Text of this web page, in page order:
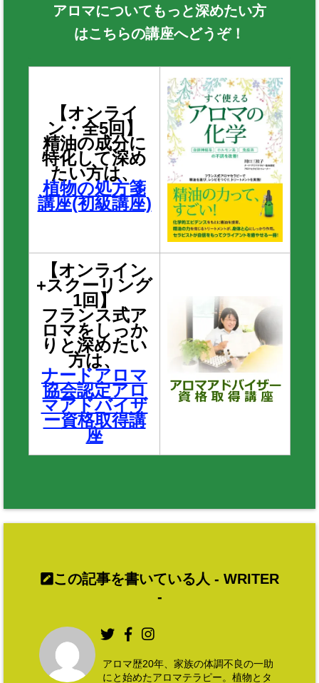
アロマについてもっと深めたい方
はこちらの講座へどうぞ！
【オンライ
ン・全5回】
精油の成分に
特化して深め
たい方は、
植物の処方箋
講座(初級講座)
【オンライン
+スクーリング
1回】
フランス式ア
ロマをしっか
りと深めたい
方は、
ナードアロマ
協会認定アロ
マアドバイザ
ー資格取得講
座
この記事を書いている人 - WRITER
-
アロマ歴20年、家族の体調不良の一助
にと始めたアロマテラピー。植物とタ